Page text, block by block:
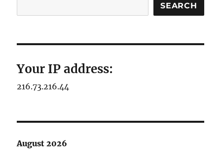
SEARCH
Your IP address:
216.73.216.44
August 2026